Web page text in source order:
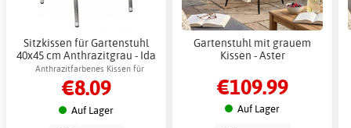
Sitzkissen für Gartenstuhl
40x45 cm Anthrazitgrau - Ida
Anthrazitfarbenes Kissen für
komfortable Nutzung im Freien
€8.09
Auf Lager
Gartenstuhl mit grauem
Kissen - Aster
€109.99
Auf Lager